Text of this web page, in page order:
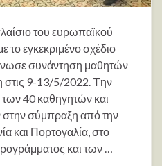
του ευρωπαϊκού
εγκεκριμένο σχέδιο
συνάντηση μαθητών
στις 9-13/5/2022. Tην
40 καθηγητών και
στην σύμπραξη από την
και Πορτογαλία, στο
και των …